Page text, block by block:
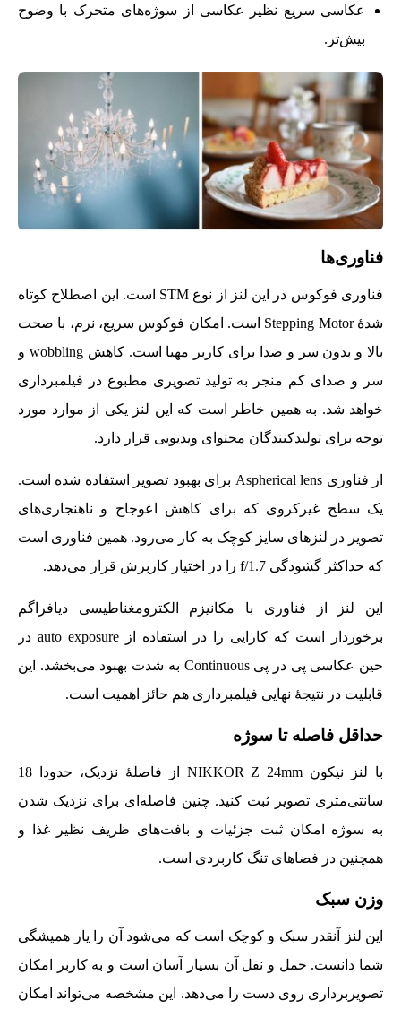
عکاسی سریع نظیر عکاسی از سوژه‌های متحرک با وضوح
بیش‌تر.
فناوری‌ها
فناوری فوکوس در این لنز از نوع STM است. این اصطلاح کوتاه
شدۀ Stepping Motor است. امکان فوکوس سریع، نرم، با صحت
بالا و بدون سر و صدا برای کاربر مهیا است. کاهش wobbling و
سر و صدای کم منجر به تولید تصویری مطبوع در فیلمبرداری
خواهد شد. به همین خاطر است که این لنز یکی از موارد مورد
توجه برای تولیدکنندگان محتوای ویدیویی قرار دارد.
از فناوری Aspherical lens برای بهبود تصویر استفاده شده است.
یک سطح غیرکروی که برای کاهش اعوجاج و ناهنجاری‌های
تصویر در لنزهای سایز کوچک به کار می‌رود. همین فناوری است
که حداکثر گشودگی f/1.7 را در اختیار کاربرش قرار می‌دهد.
این لنز از فناوری با مکانیزم الکترومغناطیسی دیافراگم
برخوردار است که کارایی را در استفاده از auto exposure در
حین عکاسی پی در پی Continuous به شدت بهبود می‌بخشد. این
قابلیت در نتیجۀ نهایی فیلمبرداری هم حائز اهمیت است.
حداقل فاصله تا سوژه
با لنز نیکون NIKKOR Z 24mm از فاصلۀ نزدیک، حدودا 18
سانتی‌متری تصویر ثبت کنید. چنین فاصله‌ای برای نزدیک شدن
به سوژه امکان ثبت جزئیات و بافت‌های ظریف نظیر غذا و
همچنین در فضاهای تنگ کاربردی است.
وزن سبک
این لنز آنقدر سبک و کوچک است که می‌شود آن را یار همیشگی
شما دانست. حمل و نقل آن بسیار آسان است و به کاربر امکان
تصویربرداری روی دست را می‌دهد. این مشخصه می‌تواند امکان